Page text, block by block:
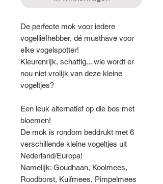
De perfecte mok voor iedere
vogelliefhebber, dé musthave voor
elke vogelspotter!
Kleurenrijk, schattig... wie wordt er
nou niet vrolijk van deze kleine
vogeltjes?
Een leuk alternatief op die bos met
bloemen!
De mok is rondom beddrukt met 6
verschillende kleine vogeltjes uit
Nederland/Europa!
Namelijk: Goudhaan, Koolmees,
Roodborst, Kuifmees, Pimpelmees